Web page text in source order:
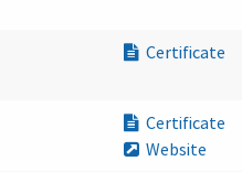
Certificate
Certificate
Website